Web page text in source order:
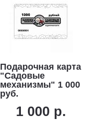
Подарочная карта
"Садовые
механизмы" 1 000
руб.
1 000 р.